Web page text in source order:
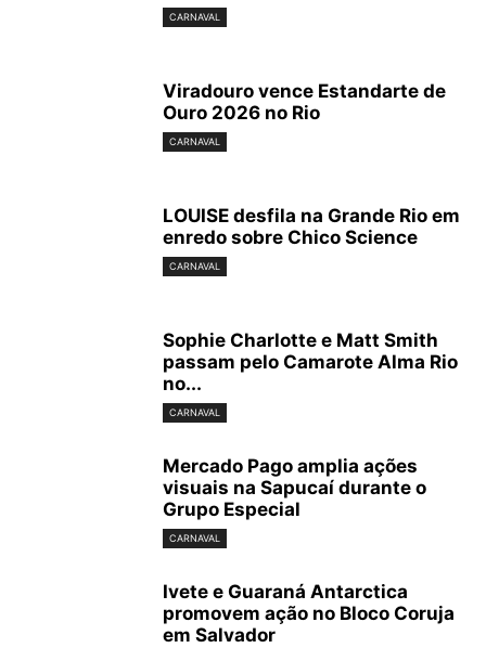
Cultura)
Carnaval 2016: Desfile da União da Ilha (Foto: Renan Olivetti/Almanaque da
Cultura)
Carnaval 2016: Desfile da União da Ilha (Foto: Renan Olivetti/Almanaque da
Cultura)
CARNAVAL
Viradouro vence Estandarte de
Ouro 2026 no Rio
CARNAVAL
LOUISE desfila na Grande Rio em
enredo sobre Chico Science
CARNAVAL
Sophie Charlotte e Matt Smith
passam pelo Camarote Alma Rio
no...
CARNAVAL
Mercado Pago amplia ações
visuais na Sapucaí durante o
Grupo Especial
CARNAVAL
Ivete e Guaraná Antarctica
promovem ação no Bloco Coruja
em Salvador